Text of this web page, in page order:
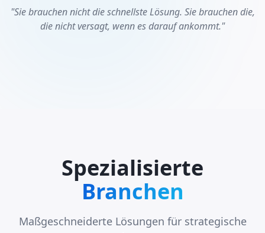
"Sie brauchen nicht die schnellste Lösung. Sie brauchen die,
die nicht versagt, wenn es darauf ankommt."
Spezialisierte
Branchen
Maßgeschneiderte Lösungen für strategische